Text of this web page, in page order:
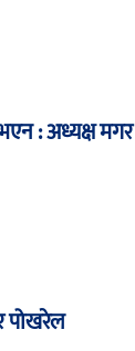
: अध्यक्ष मगर
पोखरेल